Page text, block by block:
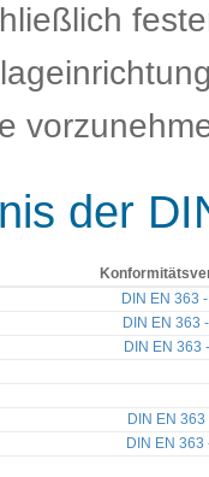
der
DIN EN 363
DIN EN 363
DIN EN 363
DIN EN 363
DIN EN 363